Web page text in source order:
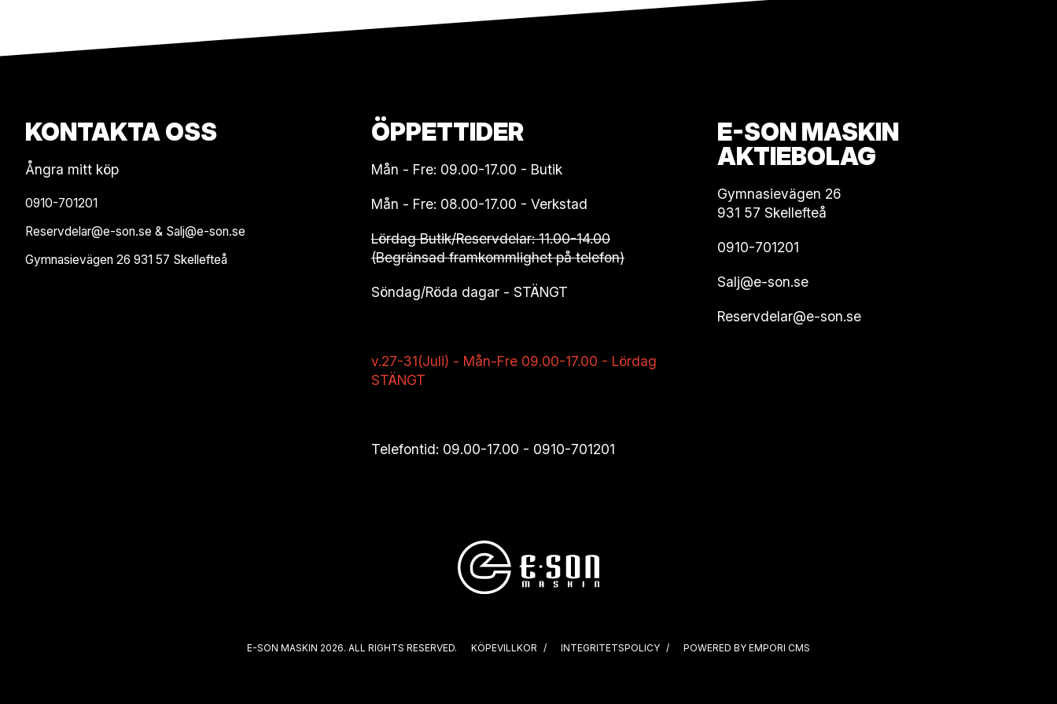
KONTAKTA OSS
Ångra mitt köp
0910-701201
Reservdelar@e-son.se & Salj@e-son.se
Gymnasievägen 26 931 57 Skellefteå
ÖPPETTIDER
Mån - Fre: 09.00-17.00 - Butik
Mån - Fre: 08.00-17.00 - Verkstad
Lördag Butik/Reservdelar: 11.00-14.00
(Begränsad framkommlighet på telefon)
Söndag/Röda dagar - STÄNGT
v.27-31(Juli) - Mån-Fre 09.00-17.00 - Lördag
STÄNGT
Telefontid: 09.00-17.00 - 0910-701201
E-SON MASKIN
AKTIEBOLAG
Gymnasievägen 26
931 57 Skellefteå
0910-701201
Salj@e-son.se
Reservdelar@e-son.se
E-SON MASKIN 2026. ALL RIGHTS RESERVED. KÖPEVILLKOR INTEGRITETSPOLICY POWERED BY EMPORI CMS